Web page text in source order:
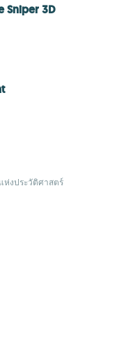
Sniper 3D
ห่งประวัติศาสตร์